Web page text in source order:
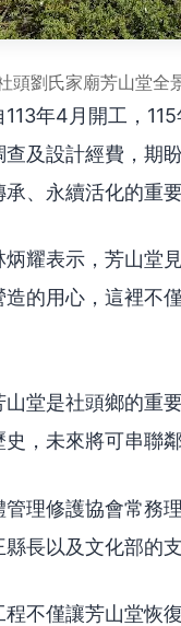
頭劉氏家廟芳山堂全
年4月開工，
及設計經費，期
、永續活化的重要
耀表示，芳山堂
的用心，這裡不
堂是社頭鄉的重
，未來將可串聯
理修護協會常務
長以及文化部的
不僅讓芳山堂恢